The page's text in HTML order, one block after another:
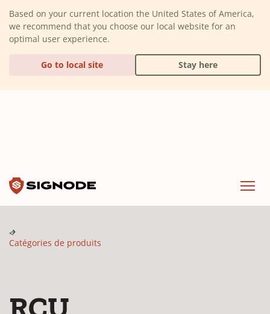
Based on your current location the United States of America,
we recommend that you choose our local website for an
optimal user experience.
Go to local site Stay here
Catégories de produits